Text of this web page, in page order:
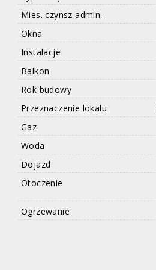
Mies. czynsz admin.
Okna
Instalacje
Balkon
Rok budowy
Przeznaczenie lokalu
Gaz
Woda
Dojazd
Otoczenie
Ogrzewanie